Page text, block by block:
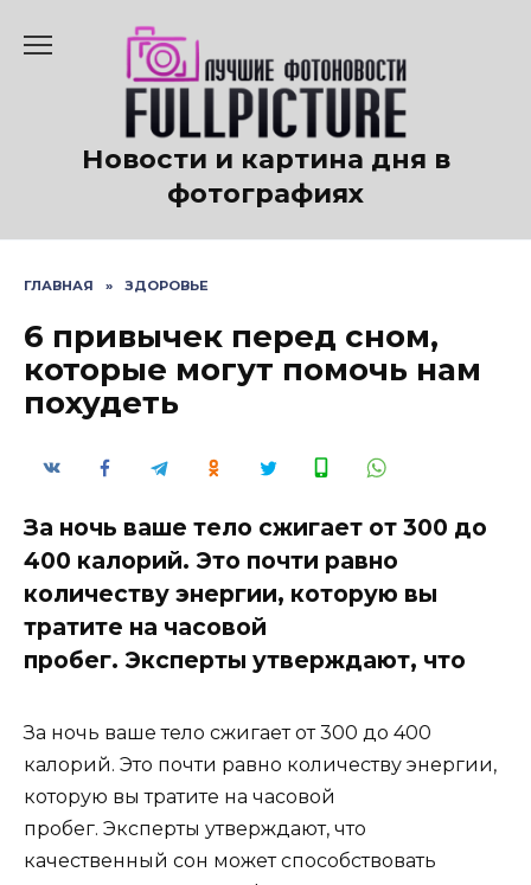
содержанию
Новости и картина дня в
фотографиях
ГЛАВНАЯ » ЗДОРОВЬЕ
6 привычек перед сном,
которые могут помочь нам
похудеть
За ночь ваше тело сжигает от 300 до
400 калорий. Это почти равно
количеству энергии, которую вы
тратите на часовой
пробег. Эксперты утверждают, что
За ночь ваше тело сжигает от 300 до 400
калорий. Это почти равно количеству энергии,
которую вы тратите на часовой
пробег. Эксперты утверждают, что
качественный сон может способствовать